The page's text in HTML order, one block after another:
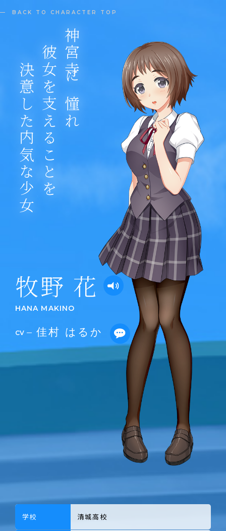
BACK TO CHARACTER TOP
神宮寺に憧れ
彼女を支えることを
決意した内気な少女
牧野 花
HANA MAKINO
CV 佳村 はるか
学校 清城高校